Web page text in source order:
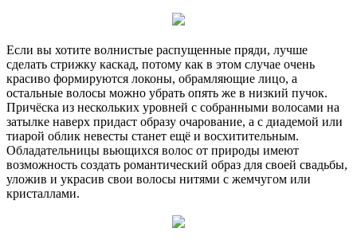
Если вы хотите волнистые распущенные пряди, лучше
сделать стрижку каскад, потому как в этом случае очень
красиво формируются локоны, обрамляющие лицо, а
остальные волосы можно убрать опять же в низкий пучок.
Причёска из нескольких уровней с собранными волосами на
затылке наверх придаст образу очарование, а с диадемой или
тиарой облик невесты станет ещё и восхитительным.
Обладательницы вьющихся волос от природы имеют
возможность создать романтический образ для своей свадьбы,
уложив и украсив свои волосы нитями с жемчугом или
кристаллами.